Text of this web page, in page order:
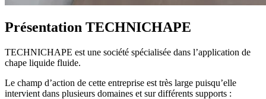
Présentation TECHNICHAPE
TECHNICHAPE est une société spécialisée dans l’application de
chape liquide fluide.
Le champ d’action de cette entreprise est très large puisqu’elle
intervient dans plusieurs domaines et sur différents supports :